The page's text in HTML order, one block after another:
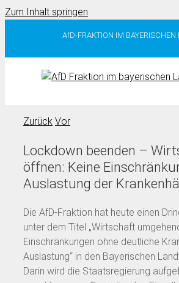
Zum Inhalt springen
AfD-FRAKTION IM BAYERISCHEN
Zurück Vor
Lockdown beenden –
öffnen: Keine
Auslastung der
Die AfD-Fraktion hat heute einen
unter dem Titel „Wirtschaft
Einschränkungen ohne deutliche
Auslastung“ in den Bayerischen
Darin wird die Staatsregierung